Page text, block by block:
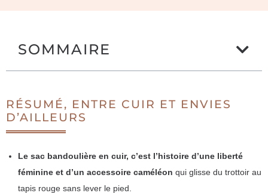
SOMMAIRE
RÉSUMÉ, ENTRE CUIR ET ENVIES
D’AILLEURS
Le sac bandoulière en cuir, c’est l’histoire d’une liberté
féminine et d’un accessoire caméléon qui glisse du trottoir au
tapis rouge sans lever le pied.